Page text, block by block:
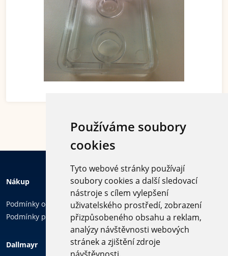
Používáme soubory
cookies
Tyto webové stránky používají
soubory cookies a další sledovací
nástroje s cílem vylepšení
uživatelského prostředí, zobrazení
přizpůsobeného obsahu a reklam,
analýzy návštěvnosti webových
stránek a zjištění zdroje
Nákup
Podmínky ochrany osobních údajů
Podmínky používání cookies
Dallmayr